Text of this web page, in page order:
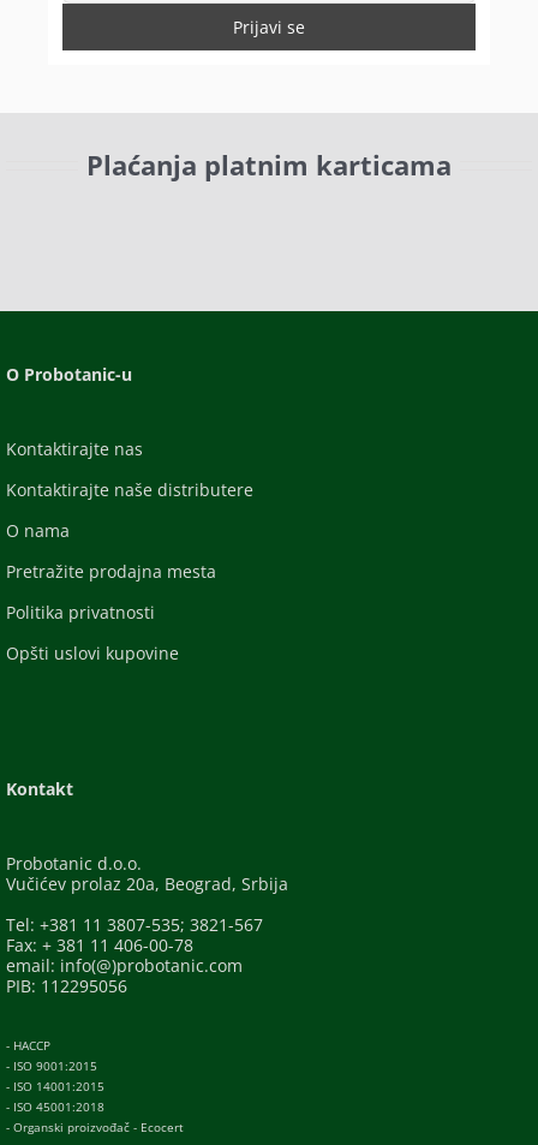
Plaćanja platnim karticama
O Probotanic-u
Kontaktirajte nas
Kontaktirajte naše distributere
O nama
Pretražite prodajna mesta
Politika privatnosti
Opšti uslovi kupovine
Kontakt
Probotanic d.o.o.
Vučićev prolaz 20a, Beograd, Srbija
Tel: +381 11 3807-535; 3821-567
Fax: + 381 11 406-00-78
email: info(@)probotanic.com
PIB: 112295056
- HACCP
- ISO 9001:2015
- ISO 14001:2015
- ISO 45001:2018
- Organski proizvođač - Ecocert